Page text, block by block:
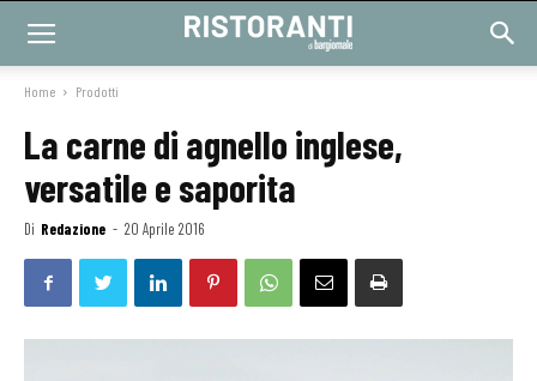
Home Prodotti
La carne di agnello inglese,
versatile e saporita
Di Redazione - 20 Aprile 2016